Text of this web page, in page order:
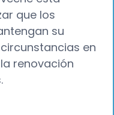
que los
su
en
renovación